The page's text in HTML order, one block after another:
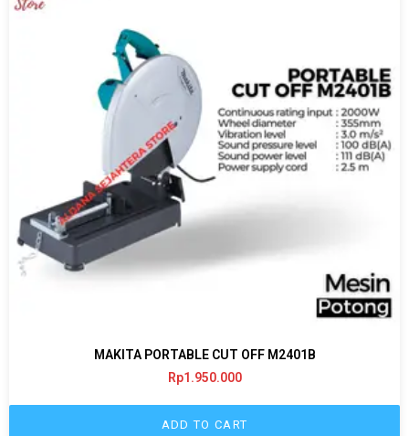
MAKITA PORTABLE CUT OFF M2401B
Rp1.950.000
ADD TO CART